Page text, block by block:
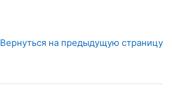
Вернуться на предыдущую страницу